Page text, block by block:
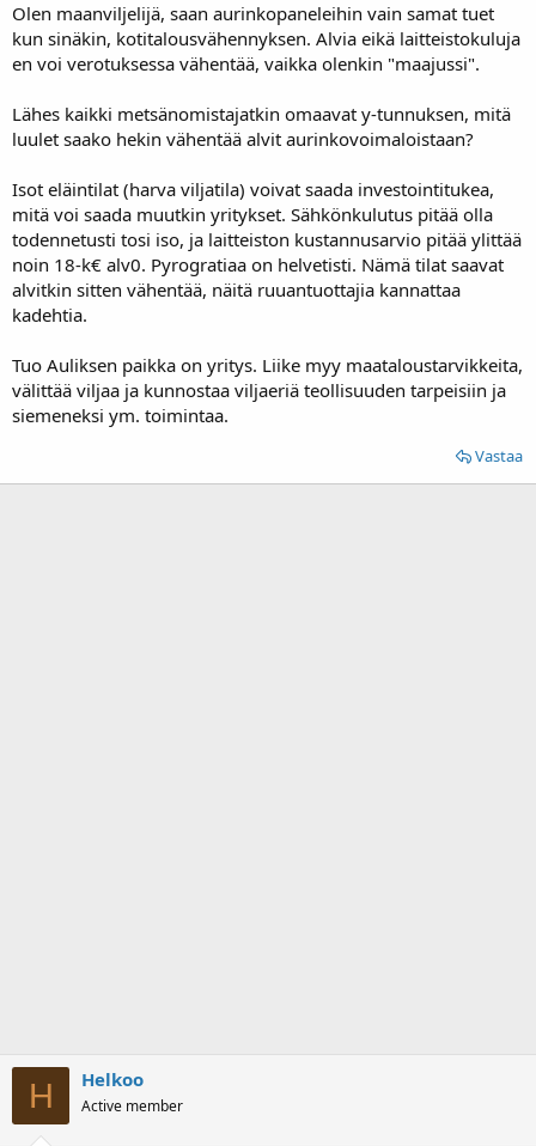
Olen maanviljelijä, saan aurinkopaneleihin vain samat tuet
kun sinäkin, kotitalousvähennyksen. Alvia eikä laitteistokuluja
en voi verotuksessa vähentää, vaikka olenkin "maajussi".
Lähes kaikki metsänomistajatkin omaavat y-tunnuksen, mitä
luulet saako hekin vähentää alvit aurinkovoimaloistaan?
Isot eläintilat (harva viljatila) voivat saada investointitukea,
mitä voi saada muutkin yritykset. Sähkönkulutus pitää olla
todennetusti tosi iso, ja laitteiston kustannusarvio pitää ylittää
noin 18-k€ alv0. Pyrogratiaa on helvetisti. Nämä tilat saavat
alvitkin sitten vähentää, näitä ruuantuottajia kannattaa
kadehtia.
Tuo Auliksen paikka on yritys. Liike myy maataloustarvikkeita,
välittää viljaa ja kunnostaa viljaeriä teollisuuden tarpeisiin ja
siemeneksi ym. toimintaa.
Vastaa
H Helkoo
Active member